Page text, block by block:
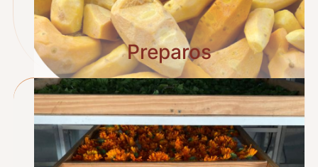
Preparos